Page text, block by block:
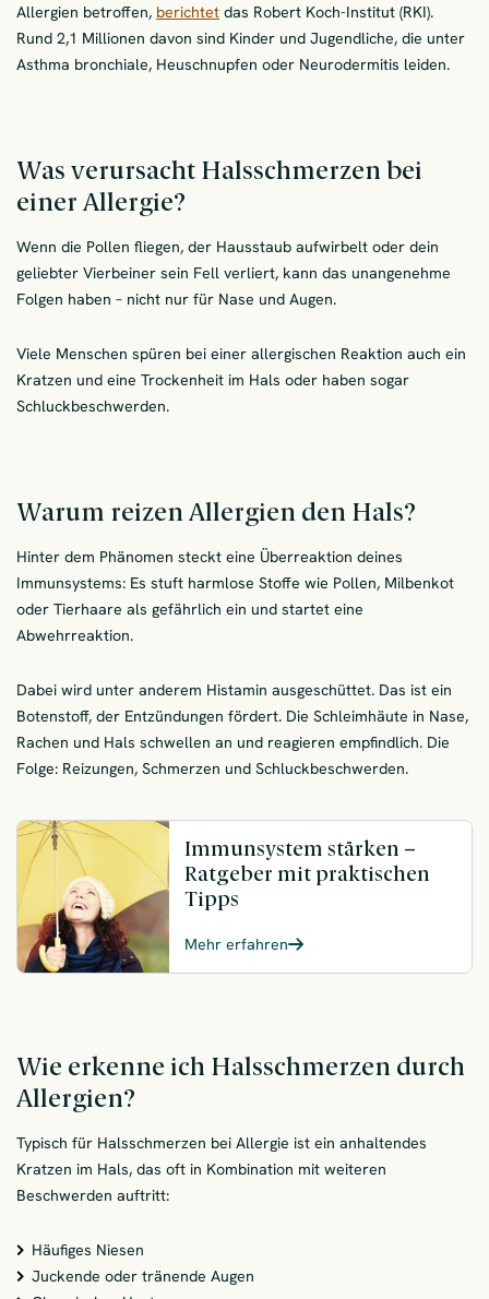
Allergien betroffen, berichtet das Robert Koch-Institut (RKI).
Rund 2,1 Millionen davon sind Kinder und Jugendliche, die unter
Asthma bronchiale, Heuschnupfen oder Neurodermitis leiden.
Was verursacht Halsschmerzen bei
einer Allergie?
Wenn die Pollen fliegen, der Hausstaub aufwirbelt oder dein
geliebter Vierbeiner sein Fell verliert, kann das unangenehme
Folgen haben – nicht nur für Nase und Augen.
Viele Menschen spüren bei einer allergischen Reaktion auch ein
Kratzen und eine Trockenheit im Hals oder haben sogar
Schluckbeschwerden.
Warum reizen Allergien den Hals?
Hinter dem Phänomen steckt eine Überreaktion deines
Immunsystems: Es stuft harmlose Stoffe wie Pollen, Milbenkot
oder Tierhaare als gefährlich ein und startet eine
Abwehrreaktion.
Dabei wird unter anderem Histamin ausgeschüttet. Das ist ein
Botenstoff, der Entzündungen fördert. Die Schleimhäute in Nase,
Rachen und Hals schwellen an und reagieren empfindlich. Die
Folge: Reizungen, Schmerzen und Schluckbeschwerden.
Immunsystem stärken –
Ratgeber mit praktischen
Tipps
Mehr erfahren
Wie erkenne ich Halsschmerzen durch
Allergien?
Typisch für Halsschmerzen bei Allergie ist ein anhaltendes
Kratzen im Hals, das oft in Kombination mit weiteren
Beschwerden auftritt:
Häufiges Niesen
Juckende oder tränende Augen